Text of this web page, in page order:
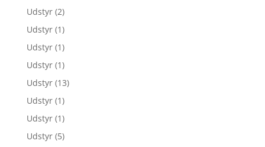
Udstyr (2)
Udstyr (1)
Udstyr (1)
Udstyr (1)
Udstyr (13)
Udstyr (1)
Udstyr (1)
Udstyr (5)